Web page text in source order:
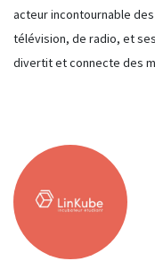
acteur incontournable
télévision, de radio, et
divertit et connecte des